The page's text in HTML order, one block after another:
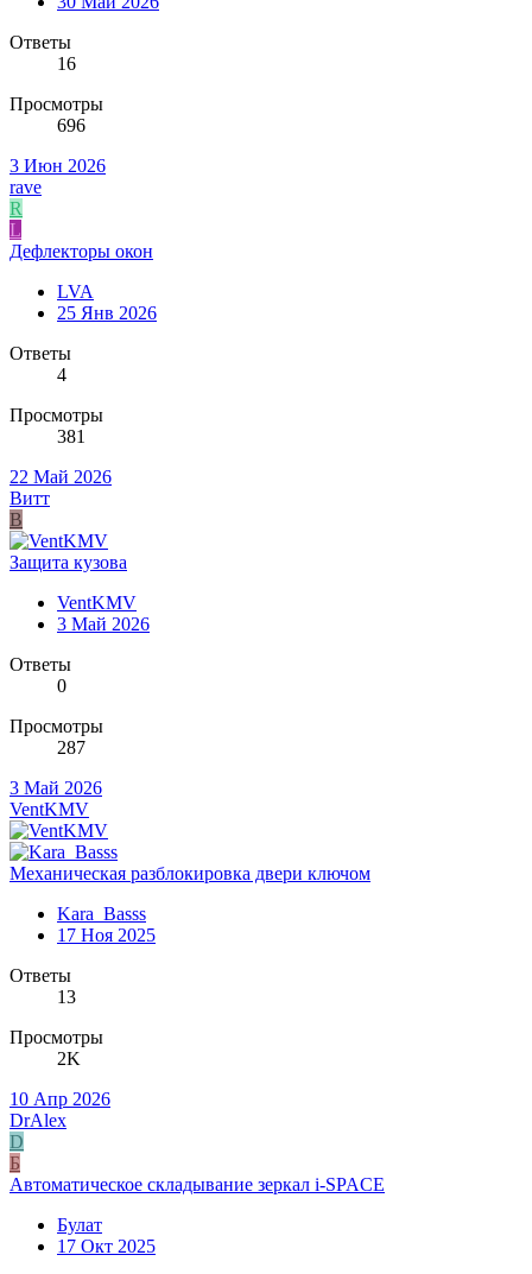
Ответы
16
Просмотры
696
3 Июн 2026
rave
R
L
Дефлекторы окон
LVA
25 Янв 2026
Ответы
4
Просмотры
381
22 Май 2026
Витт
В
Защита кузова
VentKMV
3 Май 2026
Ответы
0
Просмотры
287
3 Май 2026
VentKMV
Механическая разблокировка двери ключом
Kara_Basss
17 Ноя 2025
Ответы
13
Просмотры
2K
10 Апр 2026
DrAlex
D
Б
Автоматическое складывание зеркал i-SPACE
Булат
17 Окт 2025